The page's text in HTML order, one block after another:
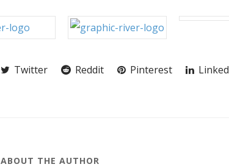
Twitter Reddit Pinterest
ABOUT THE AUTHOR